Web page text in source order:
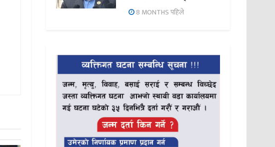
8 MONTHS पहिले